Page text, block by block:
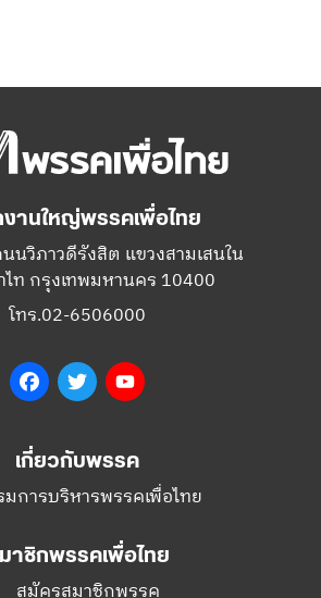
านใหญ่พรรคเพื่อไทย
นวิภาวดีรังสิต แขวงสามเสนใน
ท กรุงเทพมหานคร 10400
โทร.02-6506000
FacebookTwitter
เกี่ยวกับพรรค
มการบริหารพรรคเพื่อไทย
าชิกพรรคเพื่อไทย